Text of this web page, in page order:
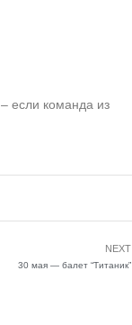
если команда из
NEXT
30 мая — балет “Титаник”